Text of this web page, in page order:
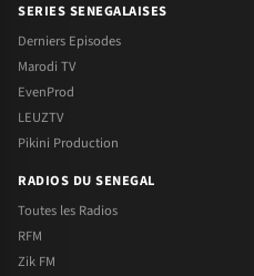
SERIES SENEGALAISES
Derniers Episodes
Marodi TV
EvenProd
LEUZTV
Pikini Production
RADIOS DU SENEGAL
Toutes les Radios
RFM
Zik FM